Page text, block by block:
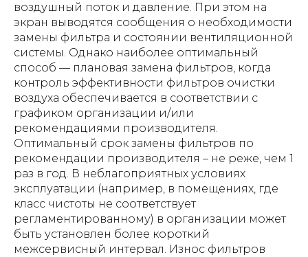
воздушный поток и давление. При этом на
экран выводятся сообщения о необходимости
замены фильтра и состоянии вентиляционной
системы. Однако наиболее оптимальный
способ — плановая замена фильтров, когда
контроль эффективности фильтров очистки
воздуха обеспечивается в соответствии с
графиком организации и/или
рекомендациями производителя.
Оптимальный срок замены фильтров по
рекомендации производителя – не реже, чем 1
раз в год. В неблагоприятных условиях
эксплуатации (например, в помещениях, где
класс чистоты не соответствует
регламентированному) в организации может
быть установлен более короткий
межсервисный интервал. Износ фильтров